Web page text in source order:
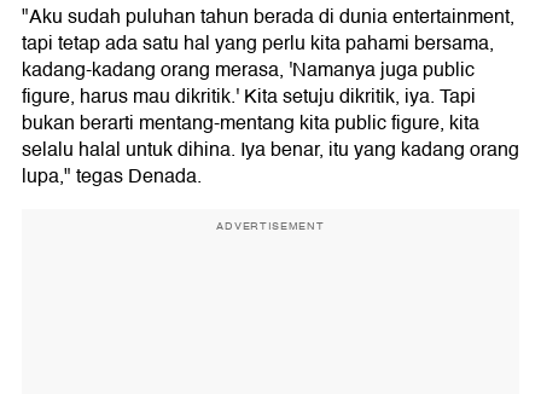
"Aku sudah puluhan tahun berada di dunia entertainment,
tapi tetap ada satu hal yang perlu kita pahami bersama,
kadang-kadang orang merasa, 'Namanya juga public
figure, harus mau dikritik.' Kita setuju dikritik, iya. Tapi
bukan berarti mentang-mentang kita public figure, kita
selalu halal untuk dihina. Iya benar, itu yang kadang orang
lupa," tegas Denada.
ADVERTISEMENT